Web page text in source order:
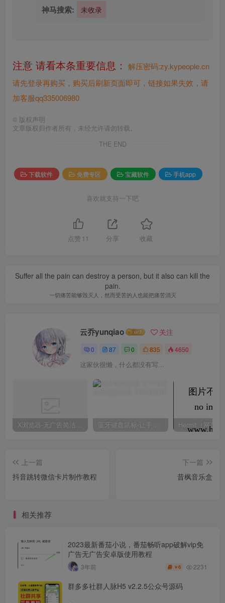
神马搜索: 未收录
注意 请看本条重要信息：
解压密码:zy.kypeople.cn
请先登录再购买，购买后刷新页面即可，链接如果失效，请
加客服qq335006980
© 版权声明
文章版权归作者所有，未经允许请勿转载。
THE END
下载软件 免费专区 宝藏软件 手机app
喜欢就支持一下吧
点赞 11 分享 收藏
Suffer all the pain can destroy a person, but it also can kill the
pain.
一切痛苦能够毁灭人，然而受苦的人也能把痛苦消灭
云乔yunqiao 关注
0 87 0 835 4650
这家伙很懒，什么都没有写...
X浏览器-无广告简洁浏览器 蓝牙键盘鼠标-让手机变成电视遥控器
上一篇
抖音跳转微信卡片制作教程
下一篇
昔枫音乐盒
相关推荐
2023最新番茄小说，番茄畅听app破解vip免
广告无广告安卓版使用教程
3年前 ￥6 2231
群多多社群人脉H5 v2.2.5公众号源码